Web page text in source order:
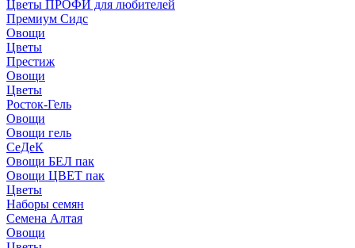
Цветы ПРОФИ для любителей
Премиум Сидс
Овощи
Цветы
Престиж
Овощи
Цветы
Росток-Гель
Овощи
Овощи гель
СеДеК
Овощи БЕЛ пак
Овощи ЦВЕТ пак
Цветы
Наборы семян
Семена Алтая
Овощи